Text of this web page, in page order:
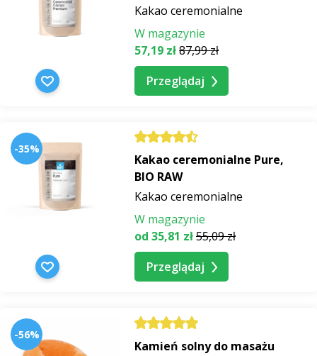
Kakao ceremonialne
W magazynie
57,19 zł87,99 zł
Przeglądaj
-35%
Kakao ceremonialne Pure,
BIO RAW
Kakao ceremonialne
W magazynie
od 35,81 zł55,09 zł
Przeglądaj
-56%
Kamień solny do masażu